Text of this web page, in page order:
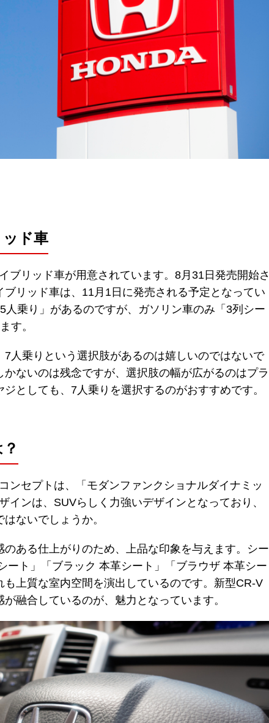
ド車
ブリッド車が用意されています。8月31日発売開始さ
リッド車は、11月1日に発売される予定となってい
人乗り」があるのですが、ガソリン車のみ「3列シー
す。
人乗りという選択肢があるのは嬉しいのではないで
かないのは残念ですが、選択肢の幅が広がるのはプラ
としても、7人乗りを選択するのがおすすめです。
ンセプトは、「モダンファンクショナルダイナミッ
インは、SUVらしく力強いデザインとなっており、
ないでしょうか。
ある仕上がりのため、上品な印象を与えます。シー
ート」「ブラック 本革シート」「ブラウザ 本革シー
も上質な室内空間を演出しているのです。新型CR-V
融合しているのが、魅力となっています。